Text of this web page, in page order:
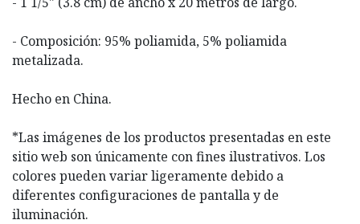
- Composición: 95% poliamida, 5% poliamida
metalizada.
Hecho en China.
*Las imágenes de los productos presentadas en este
sitio web son únicamente con fines ilustrativos. Los
colores pueden variar ligeramente debido a
diferentes configuraciones de pantalla y de
iluminación.